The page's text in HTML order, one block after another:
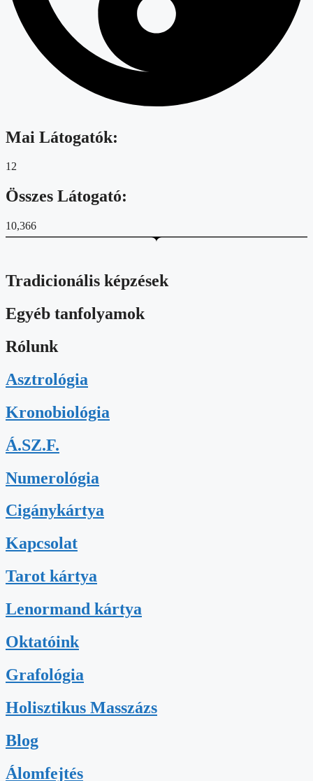
Mai Látogatók:
12
Összes Látogató:
10,366
Tradicionális képzések
Egyéb tanfolyamok
Rólunk
Asztrológia
Kronobiológia
Á.SZ.F.
Numerológia
Cigánykártya
Kapcsolat
Tarot kártya
Lenormand kártya
Oktatóink
Grafológia
Holisztikus Masszázs
Blog
Álomfejtés